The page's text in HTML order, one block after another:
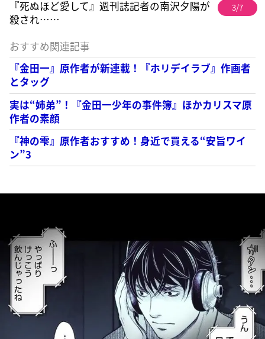
『死ぬほど愛して』週刊誌記者の南沢夕陽が
殺され……
3/7
おすすめ関連記事
『金田一』原作者が新連載！『ホリデイラブ』作画者
とタッグ
実は“姉弟”！『金田一少年の事件簿』ほかカリスマ原
作者の素顔
『神の雫』原作者おすすめ！身近で買える“安旨ワイ
ン”3